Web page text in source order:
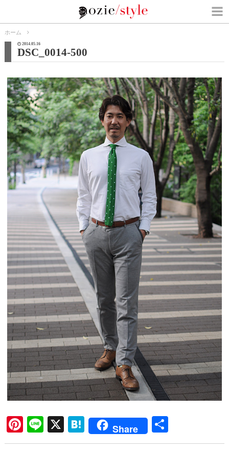
ホーム
2014.05.16
DSC_0014-500
Pi
nt
Li
ne
X
H
at
Share
有